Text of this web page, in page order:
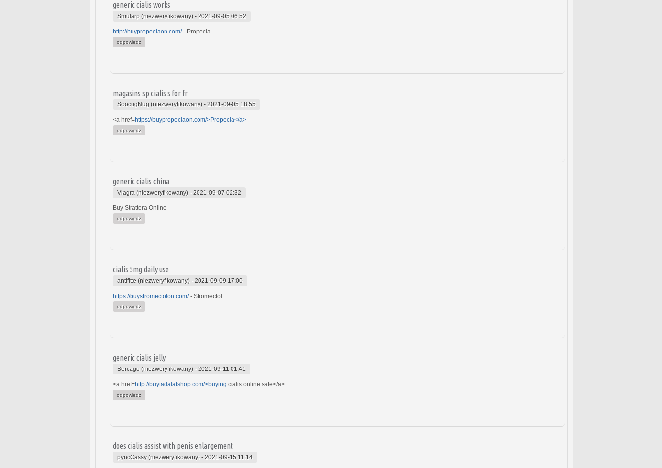
generic cialis works
Smularp (niezweryfikowany) - 2021-09-05 06:52
http://buypropeciaon.com/- Propecia
odpowiedz
magasins sp cialis s for fr
SoocugNug (niezweryfikowany) - 2021-09-05 18:55
<a href=https://buypropeciaon.com/>Propecia</a>
odpowiedz
generic cialis china
Viagra (niezweryfikowany) - 2021-09-07 02:32
Buy Strattera Online
odpowiedz
cialis 5mg daily use
antifitte (niezweryfikowany) - 2021-09-09 17:00
https://buystromectolon.com/- Stromectol
odpowiedz
generic cialis jelly
Bercago (niezweryfikowany) - 2021-09-11 01:41
<a href=http://buytadalafshop.com/>buying cialis online safe</a>
odpowiedz
does cialis assist with penis enlargement
pyncCassy (niezweryfikowany) - 2021-09-15 11:14